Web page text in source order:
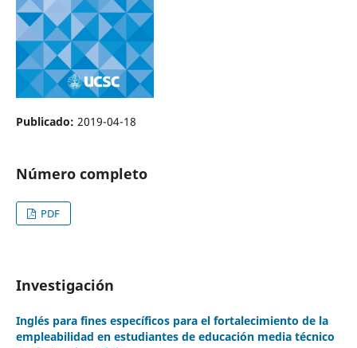
Publicado: 2019-04-18
Número completo
PDF
Investigación
Inglés para fines específicos para el fortalecimiento de la
empleabilidad en estudiantes de educación media técnico